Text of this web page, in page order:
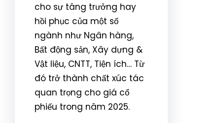
cho sự tăng trưởng hay
hồi phục của một số
ngành như Ngân hàng,
Bất động sản, Xây dựng &
Vật liệu, CNTT, Tiện ích… Từ
đó trở thành chất xúc tác
quan trọng cho giá cổ
phiếu trong năm 2025.